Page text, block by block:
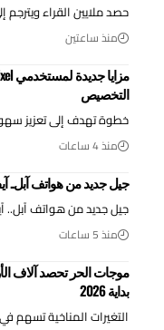
حصد ملايين القراء
منذ ساعتين
التخصيص
خطوة تهدف إلى تعزيز
منذ 4 ساعات
جيل جديد من هواتف آبل.. آيفون 20 يراهن على النحافة
جيل جديد من هواتف آبل..
منذ 5 ساعات
بداية 2026
التغيرات المناخية تسهم